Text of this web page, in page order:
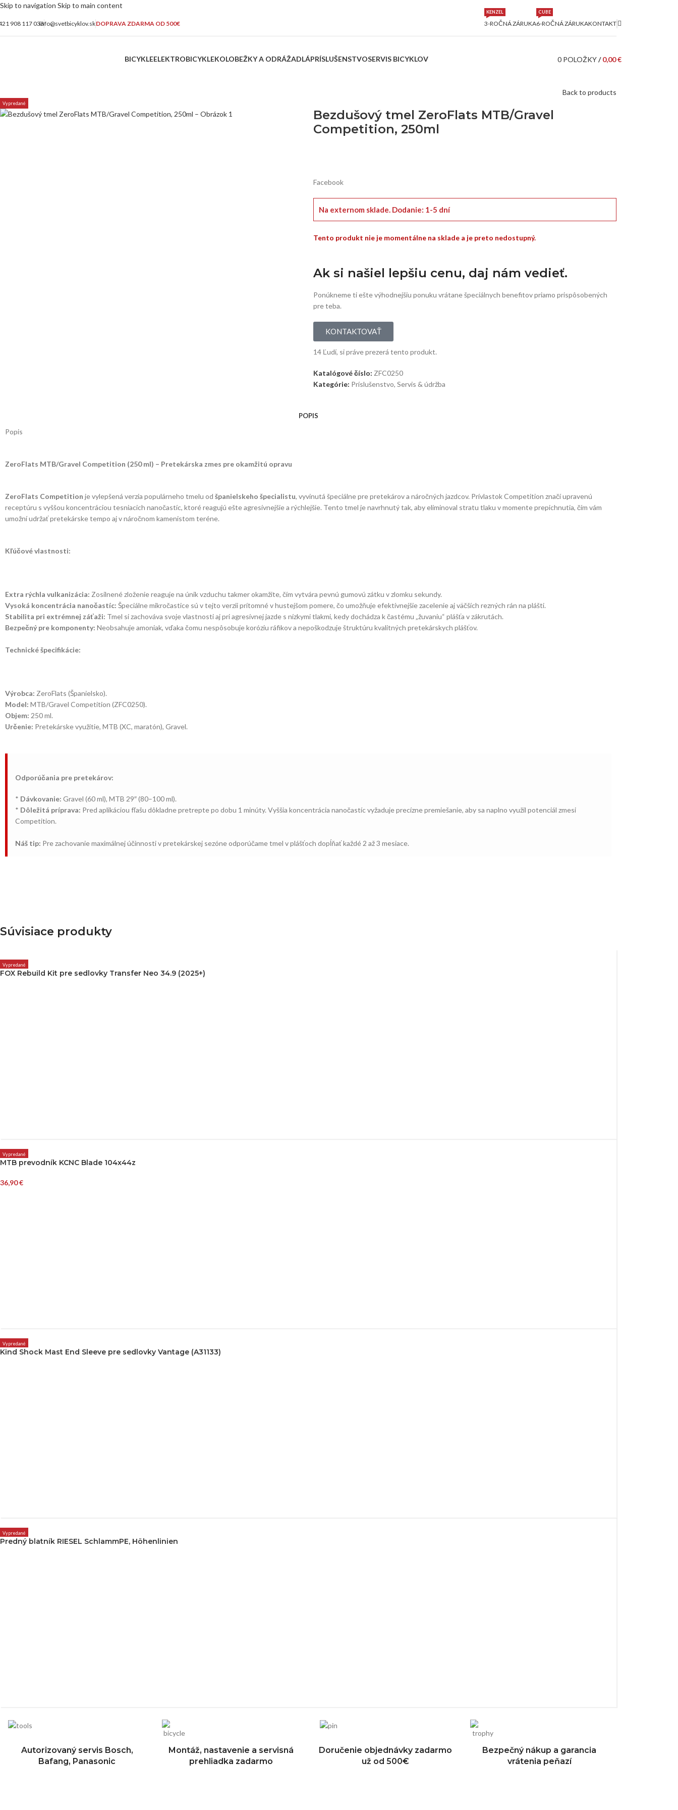
Skip to navigation Skip to main content
908 117 033info@svetbicyklov.skDOPRAVA ZDARMA OD 500€ 3-ROČNÁ ZÁRUKA
KENZEL
6-ROČNÁ ZÁRUKA
CUBE
KONTAKT
BICYKLEELEKTROBICYKLEKOLOBEŽKY A ODRÁŽADLÁPRÍSLUŠENSTVOSERVIS BICYKLOV 0 POLOŽKY/ 0,00€
Vypredané
Back to products
Bezdušový tmel ZeroFlats MTB/Gravel
Competition, 250ml
Facebook
Na externom sklade. Dodanie: 1-5 dní
Tento produkt nie je momentálne na sklade a je preto nedostupný.
Ak si našiel lepšiu cenu, daj nám vedieť.
Ponúkneme ti ešte výhodnejšiu ponuku vrátane špeciálnych benefitov priamo prispôsobených
pre teba.
KONTAKTOVAŤ
14 Ľudí, si práve prezerá tento produkt.
Katalógové číslo: ZFC0250
Kategórie: Príslušenstvo, Servis & údržba
POPIS
Popis
ZeroFlats MTB/Gravel Competition (250 ml) – Pretekárska zmes pre okamžitú opravu
ZeroFlats Competition je vylepšená verzia populárneho tmelu od španielskeho špecialistu, vyvinutá špeciálne pre pretekárov a náročných jazdcov. Prívlastok Competition značí upravenú
receptúru s vyššou koncentráciou tesniacich nanočastíc, ktoré reagujú ešte agresívnejšie a rýchlejšie. Tento tmel je navrhnutý tak, aby eliminoval stratu tlaku v momente prepichnutia, čím vám
umožní udržať pretekárske tempo aj v náročnom kamenistom teréne.
Kľúčové vlastnosti:
Extra rýchla vulkanizácia: Zosilnené zloženie reaguje na únik vzduchu takmer okamžite, čím vytvára pevnú gumovú zátku v zlomku sekundy.
Vysoká koncentrácia nanočastíc: Špeciálne mikročastice sú v tejto verzii prítomné v hustejšom pomere, čo umožňuje efektívnejšie zacelenie aj väčších rezných rán na plášti.
Stabilita pri extrémnej záťaži: Tmel si zachováva svoje vlastnosti aj pri agresívnej jazde s nízkymi tlakmi, kedy dochádza k častému „žuvaniu“ plášťa v zákrutách.
Bezpečný pre komponenty: Neobsahuje amoniak, vďaka čomu nespôsobuje koróziu ráfikov a nepoškodzuje štruktúru kvalitných pretekárskych plášťov.
Technické špecifikácie:
Výrobca: ZeroFlats (Španielsko).
Model: MTB/Gravel Competition (ZFC0250).
Objem: 250 ml.
Určenie: Pretekárske využitie, MTB (XC, maratón), Gravel.
Odporúčania pre pretekárov:
* Dávkovanie: Gravel (60 ml), MTB 29″ (80–100 ml).
* Dôležitá príprava: Pred aplikáciou fľašu dôkladne pretrepte po dobu 1 minúty. Vyššia koncentrácia nanočastíc vyžaduje precízne premiešanie, aby sa naplno využil potenciál zmesi
Competition.
Náš tip: Pre zachovanie maximálnej účinnosti v pretekárskej sezóne odporúčame tmel v plášťoch dopĺňať každé 2 až 3 mesiace.
Súvisiace produkty
Vypredané
FOX Rebuild Kit pre sedlovky Transfer Neo 34.9 (2025+)
Vypredané
MTB prevodník KCNC Blade 104x44z
36,90€
Vypredané
Kind Shock Mast End Sleeve pre sedlovky Vantage (A31133)
Vypredané
Predný blatník RIESEL SchlammPE, Höhenlinien
Autorizovaný servis Bosch,
Bafang, Panasonic
Montáž, nastavenie a servisná
prehliadka zadarmo
Doručenie objednávky zadarmo
už od 500€
Bezpečný nákup a garancia
vrátenia peňazí